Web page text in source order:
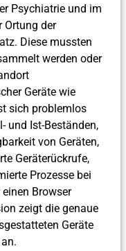
Psychiatrie und im
Ortung der
Diese mussten
werden oder
Geräte wie
sich problemlos
und Ist-Beständen,
von Geräten,
Geräterückrufe,
Prozesse bei
Browser
zeigt die genaue
Geräte